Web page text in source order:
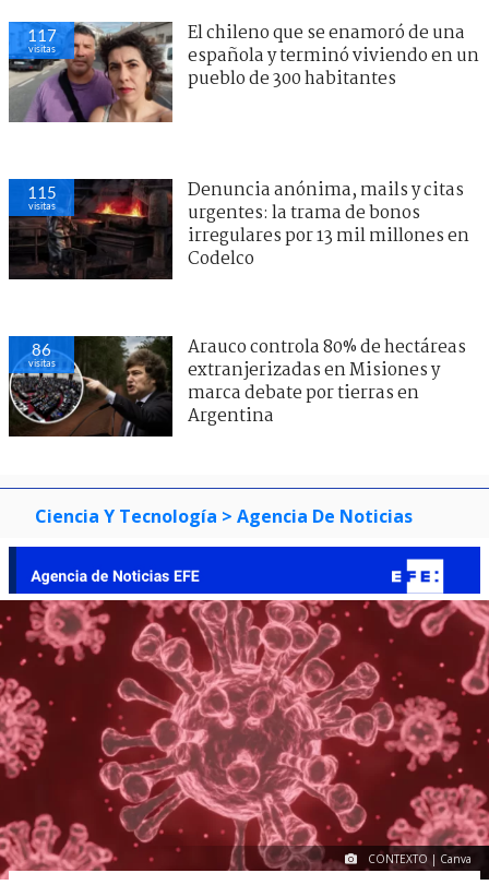
117
visitas
El chileno que se enamoró de una
española y terminó viviendo en un
pueblo de 300 habitantes
115
visitas
Denuncia anónima, mails y citas
urgentes: la trama de bonos
irregulares por 13 mil millones en
Codelco
86
visitas
Arauco controla 80% de hectáreas
extranjerizadas en Misiones y
marca debate por tierras en
Argentina
Ciencia Y Tecnología > Agencia De Noticias
CONTEXTO | Canva